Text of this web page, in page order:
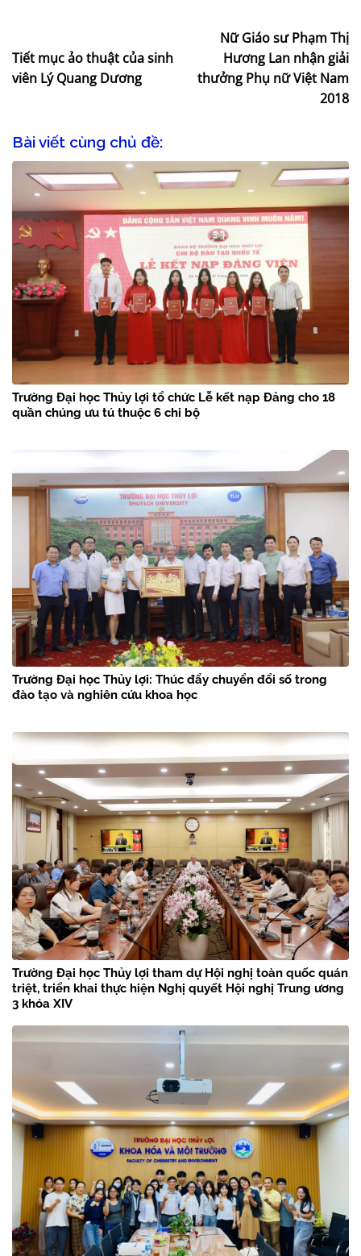
Tiết mục ảo thuật của sinh
viên Lý Quang Dương
Nữ Giáo sư Phạm Thị
Hương Lan nhận giải
thưởng Phụ nữ Việt Nam
2018
Bài viết cùng chủ đề:
Trường Đại học Thủy lợi tổ chức Lễ kết nạp Đảng cho 18
quần chúng ưu tú thuộc 6 chi bộ
Trường Đại học Thủy lợi: Thúc đẩy chuyển đổi số trong
đào tạo và nghiên cứu khoa học
Trường Đại học Thủy lợi tham dự Hội nghị toàn quốc quán
triệt, triển khai thực hiện Nghị quyết Hội nghị Trung ương
3 khóa XIV